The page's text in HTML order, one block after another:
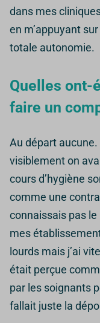
dans mes
en m’appuyant
totale autonomie.
Quelles ont-
faire un
Au départ
visiblement on
cours d’hygiène
comme une
connaissais pas le
mes
lourds mais j’ai
était perçue
par les soignants
fallait juste la